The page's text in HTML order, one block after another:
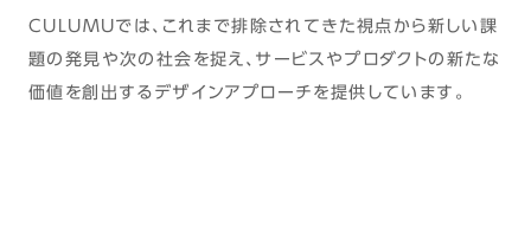
CULUMUでは、これまで排除されてきた視点から新しい課
題の発見や次の社会を捉え、サービスやプロダクトの新たな
価値を創出するデザインアプローチを提供しています。